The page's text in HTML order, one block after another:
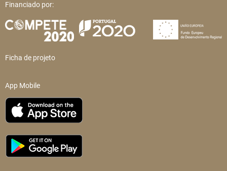
Financiado por:
Ficha de projeto
App Mobile